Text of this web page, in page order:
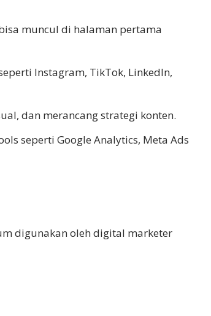
muncul di halaman pertama
Instagram, TikTok, LinkedIn,
dan merancang strategi konten.
seperti Google Analytics, Meta Ads
digunakan oleh digital marketer